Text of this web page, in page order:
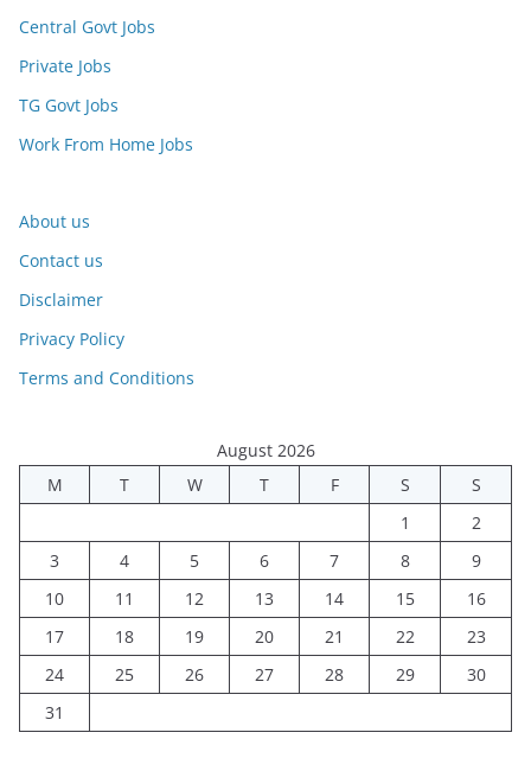
Central Govt Jobs
Private Jobs
TG Govt Jobs
Work From Home Jobs
About us
Contact us
Disclaimer
Privacy Policy
Terms and Conditions
August 2026
M
T W T F S
S
1
2
3
4 5 6 7 8
9
10
11 12 13 14 15
16
17
18 19 20 21 22
23
24
25 26 27 28 29
30
31